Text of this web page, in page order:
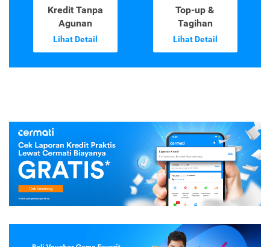
Kredit Tanpa
Agunan
Lihat Detail
Top-up &
Tagihan
Lihat Detail